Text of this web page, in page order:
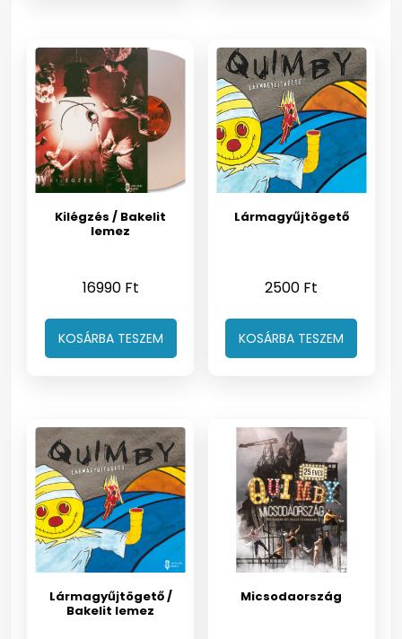
Kilégzés / Bakelit
lemez
16990 Ft
KOSÁRBA TESZEM
Lármagyűjtögető
2500 Ft
KOSÁRBA TESZEM
Lármagyűjtögető /
Bakelit lemez
Micsodaország